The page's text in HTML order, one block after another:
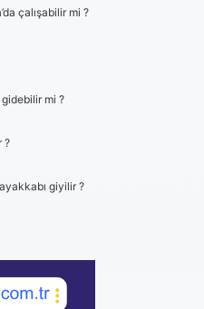
çalışabilir mi ?
mi ?
?
giyilir ?